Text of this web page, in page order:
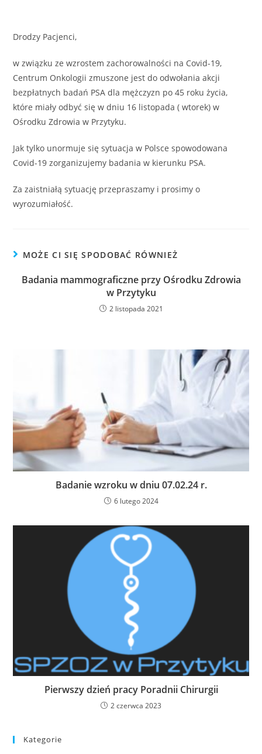
Drodzy Pacjenci,
w związku ze wzrostem zachorowalności na Covid-19,
Centrum Onkologii zmuszone jest do odwołania akcji
bezpłatnych badań PSA dla mężczyzn po 45 roku życia,
które miały odbyć się w dniu 16 listopada ( wtorek) w
Ośrodku Zdrowia w Przytyku.
Jak tylko unormuje się sytuacja w Polsce spowodowana
Covid-19 zorganizujemy badania w kierunku PSA.
Za zaistniałą sytuację przepraszamy i prosimy o
wyrozumiałość.
MOŻE CI SIĘ SPODOBAĆ RÓWNIEŻ
Badania mammograficzne przy Ośrodku Zdrowia
w Przytyku
2 listopada 2021
Badanie wzroku w dniu 07.02.24 r.
6 lutego 2024
Pierwszy dzień pracy Poradnii Chirurgii
2 czerwca 2023
Kategorie